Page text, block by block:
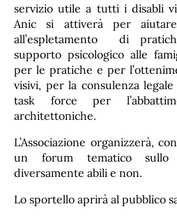
servizio utile a tutti i disabli
Anic si attiverà per
all’espletamento di
supporto psicologico alle
per le pratiche e per
visivi, per la consulenza
task force per
architettoniche.
L’Associazione organizzerà,
un forum tematico
diversamente abili e non.
Lo sportello aprirà al pubblico